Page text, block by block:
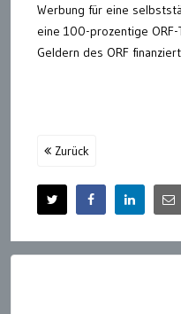
Werbung für eine
eine 100-prozentige
Geldern des ORF
Zurück